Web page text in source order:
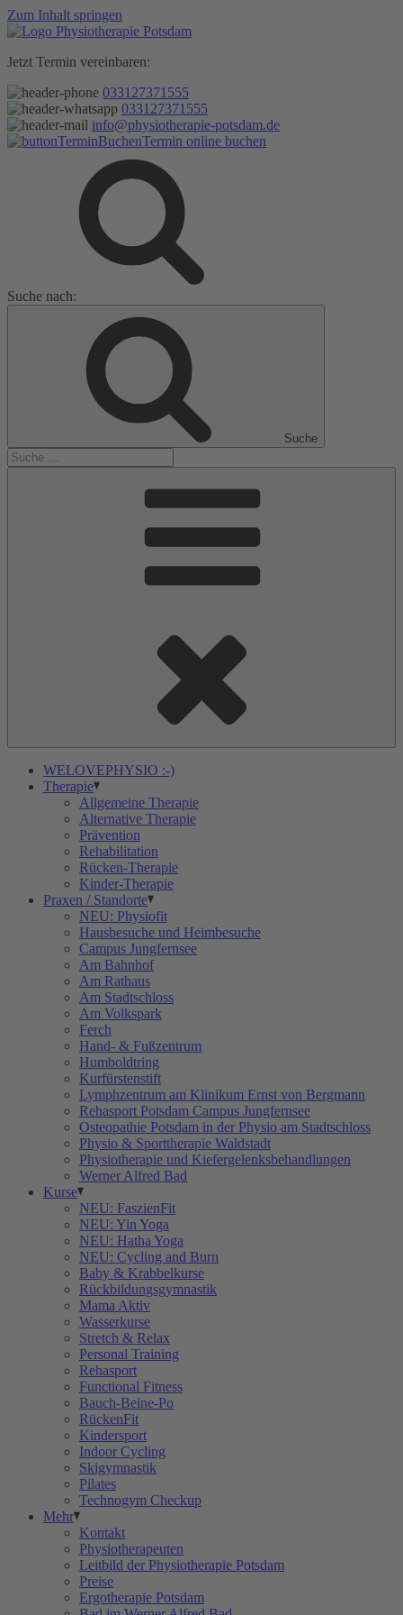
Zum Inhalt springen
Jetzt Termin vereinbaren:
033127371555
033127371555
info@physiotherapie-potsdam.de
Termin online buchen
Suche nach:
Suche
WELOVEPHYSIO :-)
Therapie
Allgemeine Therapie
Alternative Therapie
Prävention
Rehabilitation
Rücken-Therapie
Kinder-Therapie
Praxen / Standorte
NEU: Physiofit
Hausbesuche und Heimbesuche
Campus Jungfernsee
Am Bahnhof
Am Rathaus
Am Stadtschloss
Am Volkspark
Ferch
Hand- & Fußzentrum
Humboldtring
Kurfürstenstift
Lymphzentrum am Klinikum Ernst von Bergmann
Rehasport Potsdam Campus Jungfernsee
Osteopathie Potsdam in der Physio am Stadtschloss
Physio & Sporttherapie Waldstadt
Physiotherapie und Kiefergelenksbehandlungen
Werner Alfred Bad
Kurse
NEU: FaszienFit
NEU: Yin Yoga
NEU: Hatha Yoga
NEU: Cycling and Burn
Baby & Krabbelkurse
Rückbildungsgymnastik
Mama Aktiv
Wasserkurse
Stretch & Relax
Personal Training
Rehasport
Functional Fitness
Bauch-Beine-Po
RückenFit
Kindersport
Indoor Cycling
Skigymnastik
Pilates
Technogym Checkup
Mehr
Kontakt
Physiotherapeuten
Leitbild der Physiotherapie Potsdam
Preise
Ergotherapie Potsdam